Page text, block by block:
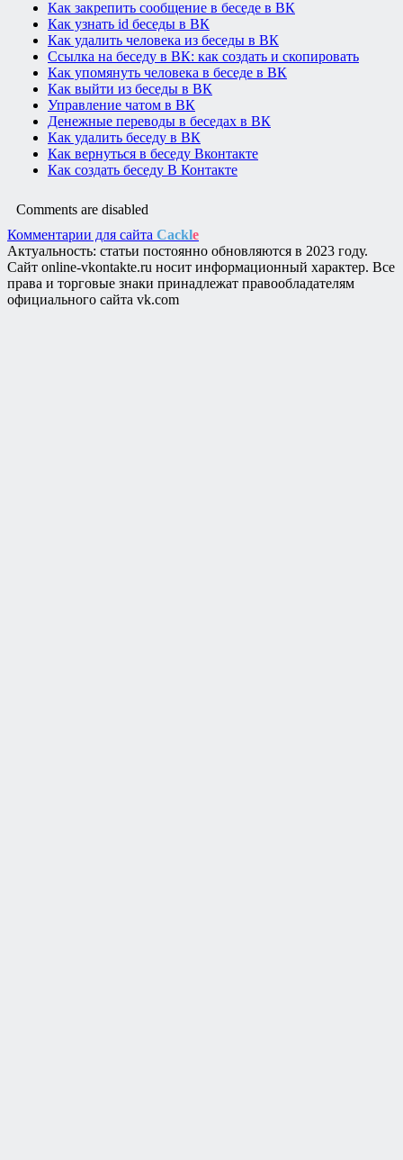
Как закрепить сообщение в беседе в ВК
Как узнать id беседы в ВК
Как удалить человека из беседы в ВК
Ссылка на беседу в ВК: как создать и скопировать
Как упомянуть человека в беседе в ВК
Как выйти из беседы в ВК
Управление чатом в ВК
Денежные переводы в беседах в ВК
Как удалить беседу в ВК
Как вернуться в беседу Вконтакте
Как создать беседу В Контакте
Comments are disabled
Комментарии для сайта Cackle
Актуальность: статьи постоянно обновляются в 2023 году.
Сайт online-vkontakte.ru носит информационный характер. Все
права и торговые знаки принадлежат правообладателям
официального сайта vk.com